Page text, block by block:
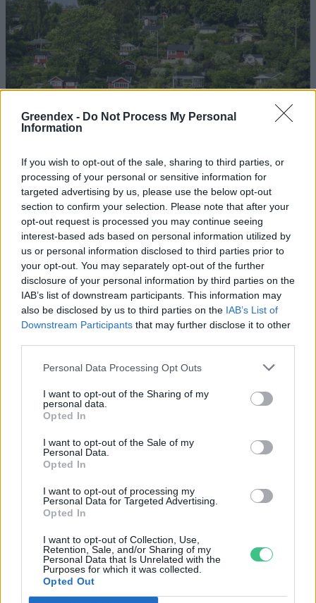
Greendex - Do Not Process My Personal
Information
If you wish to opt-out of the sale, sharing to third parties, or
processing of your personal or sensitive information for
targeted advertising by us, please use the below opt-out
section to confirm your selection. Please note that after your
opt-out request is processed you may continue seeing
interest-based ads based on personal information utilized by
us or personal information disclosed to third parties prior to
your opt-out. You may separately opt-out of the further
disclosure of your personal information by third parties on the
IAB’s list of downstream participants. This information may
also be disclosed by us to third parties on the IAB’s List of
Downstream Participants that may further disclose it to other
Personal Data Processing Opt Outs
I want to opt-out of the Sharing of my
personal data.
Opted In
I want to opt-out of the Sale of my
Personal Data.
Opted In
I want to opt-out of processing my
Personal Data for Targeted Advertising.
Opted In
I want to opt-out of Collection, Use,
Retention, Sale, and/or Sharing of my
Personal Data that Is Unrelated with the
Purposes for which it was collected.
Opted Out
Szöllősi Gáborral, a Gardenfutura ügyvezetőjével beszélgettünk.
Történelmi aszály sújtja Nagy-
Britanniát is
Elképesztő felvétel mutatja meg,
mekkora a különbség az áradó és a
kiszáradó Duna között
ÉLŐ BOLYGÓNK